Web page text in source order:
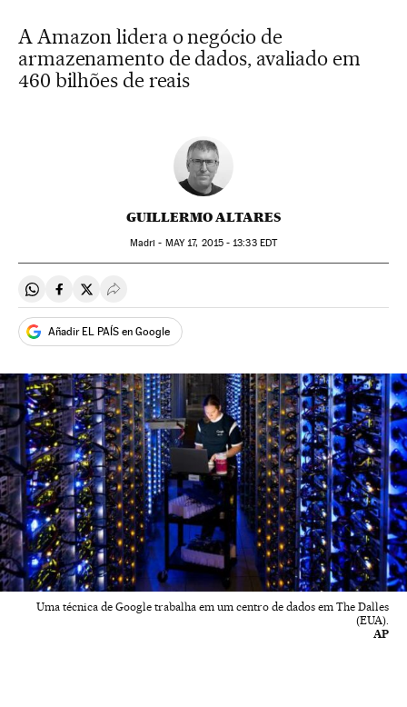
A Amazon lidera o negócio de
armazenamento de dados, avaliado em
460 bilhões de reais
GUILLERMO ALTARES
Madri - MAY17, 2015 - 13:33EDT
Compartir en Whatsapp
Compartir en Facebook
Compartir en Twitter
Desplegar Redes Sociales
Añadir EL PAÍS en Google
Uma técnica de Google trabalha em um centro de dados em The Dalles
(EUA).
AP